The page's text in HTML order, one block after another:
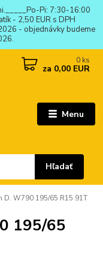
Pi: 7:30-16:00
- 2,50 EUR s DPH
- objednávky budeme
Menu
Hľadať
0 ks
za 0,00 EUR
D. W790 195/65 R15 91T
195/65